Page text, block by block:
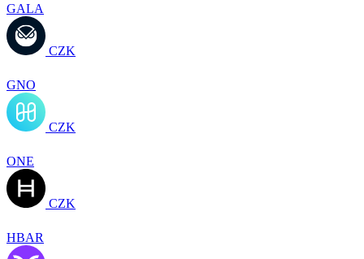
GALA
CZK
GNO
CZK
ONE
CZK
HBAR